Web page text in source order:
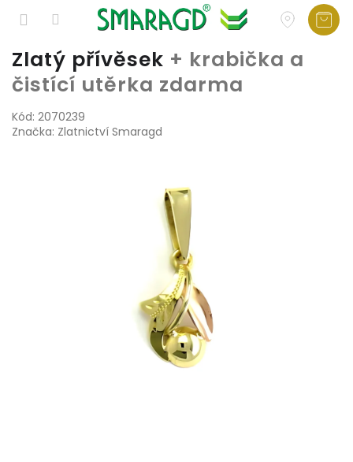
Přejít
na
obsah
Zlatý přívěsek + krabička a
čistící utěrka zdarma
Kód: 2070239
Značka: Zlatnictví Smaragd